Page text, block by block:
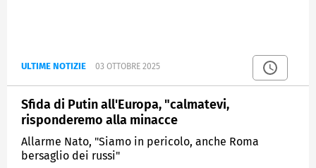
ULTIME NOTIZIE 03 OTTOBRE 2025
Sfida di Putin all'Europa, "calmatevi,
risponderemo alla minacce
Allarme Nato, "Siamo in pericolo, anche Roma
bersaglio dei russi"